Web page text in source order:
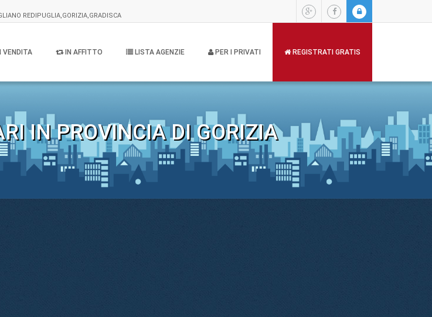
REDIPUGLIA,GORIZIA,GRADISCA
VENDITA IN AFFITTO LISTA AGENZIE PER I PRIVATI REGISTRATI GRATIS
IN PROVINCIA DI GORIZIA